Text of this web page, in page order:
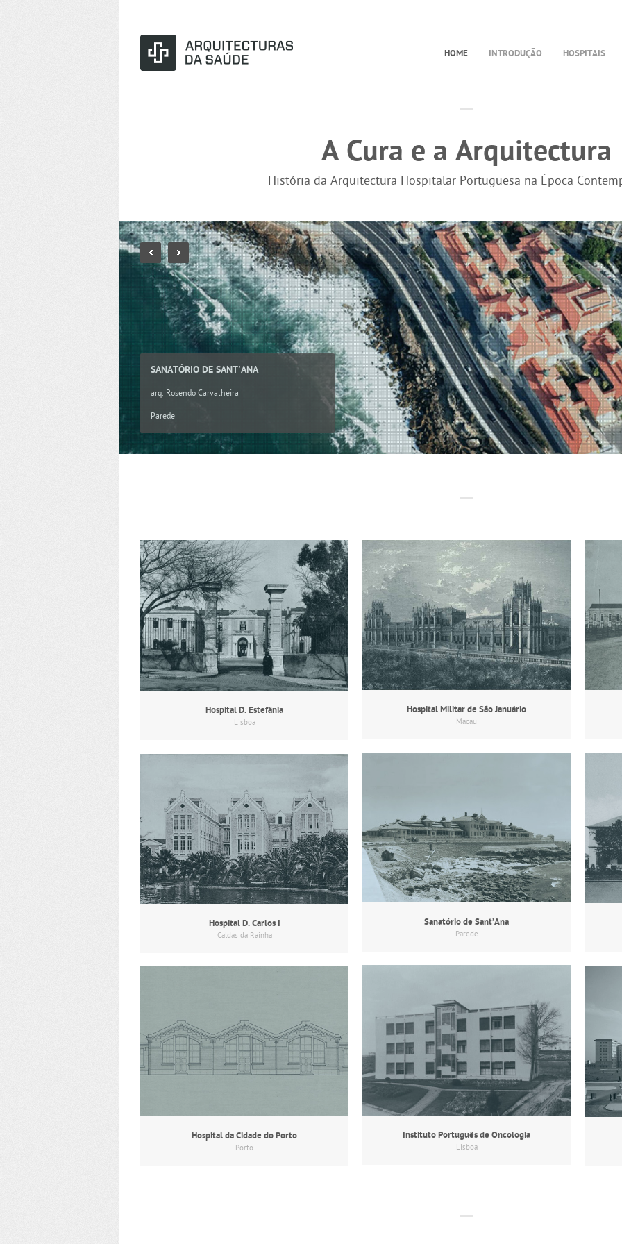
HOME INTRODUÇÃO HOSPITAIS
A Cura e a Arquitectura
História da Arquitectura Hospitalar Portuguesa na Época
SANATÓRIO DE SANT'ANA
arq. Rosendo Carvalheira
Parede
Hospital D. Estefânia
Lisboa
Hospital Militar de São Januário
Macau
Sanatório de Sant’Ana
Parede
Hospital D. Carlos I
Caldas da Rainha
Instituto Português de Oncologia
Lisboa
Hospital da Cidade do Porto
Porto